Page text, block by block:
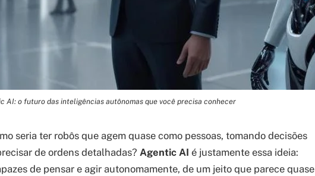
AI: o futuro das inteligências autônomas que você precisa conhecer
seria ter robôs que agem quase como pessoas, tomando decisões
de ordens detalhadas? Agentic AI é justamente essa ideia:
de pensar e agir autonomamente, de um jeito que parece quase